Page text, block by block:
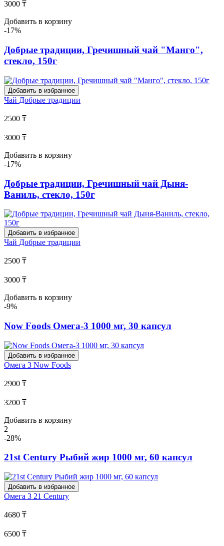
3000 ₸
Добавить в корзину
-17%
Добрые традиции, Гречишный чай "Манго",
стекло, 150г
Добавить в избранное
Чай Добрые традиции
2500 ₸
3000 ₸
Добавить в корзину
-17%
Добрые традиции, Гречишный чай Дыня-
Ваниль, стекло, 150г
Добавить в избранное
Чай Добрые традиции
2500 ₸
3000 ₸
Добавить в корзину
-9%
Now Foods Омега-3 1000 мг, 30 капсул
Добавить в избранное
Омега 3 Now Foods
2900 ₸
3200 ₸
Добавить в корзину
2
-28%
21st Century Рыбий жир 1000 мг, 60 капсул
Добавить в избранное
Омега 3 21 Century
4680 ₸
6500 ₸